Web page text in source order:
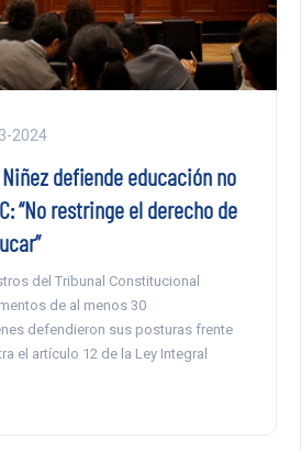
2024
defiende educación no
“No restringe el derecho de
del Tribunal Constitucional
de al menos 30
defendieron sus posturas frente
el artículo 12 de la Ley Integral